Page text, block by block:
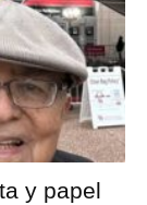
y papel